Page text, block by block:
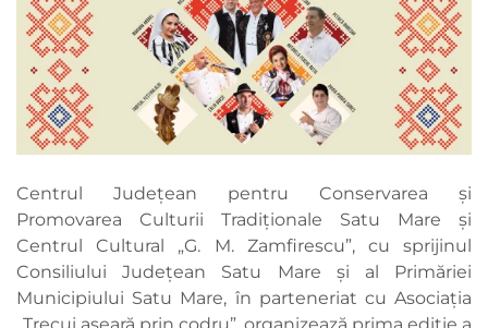
Centrul Județean pentru Conservarea și
Promovarea Culturii Tradiționale Satu Mare și
Centrul Cultural „G. M. Zamfirescu”, cu sprijinul
Consiliului Județean Satu Mare și al Primăriei
Municipiului Satu Mare, în parteneriat cu Asociația